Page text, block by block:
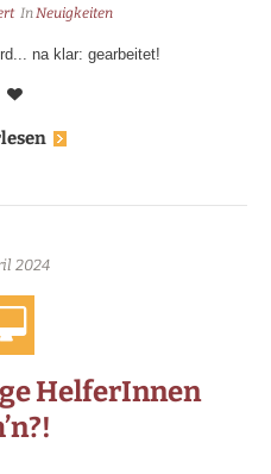
InNeuigkeiten
na klar: gearbeitet!
2024
HelferInnen